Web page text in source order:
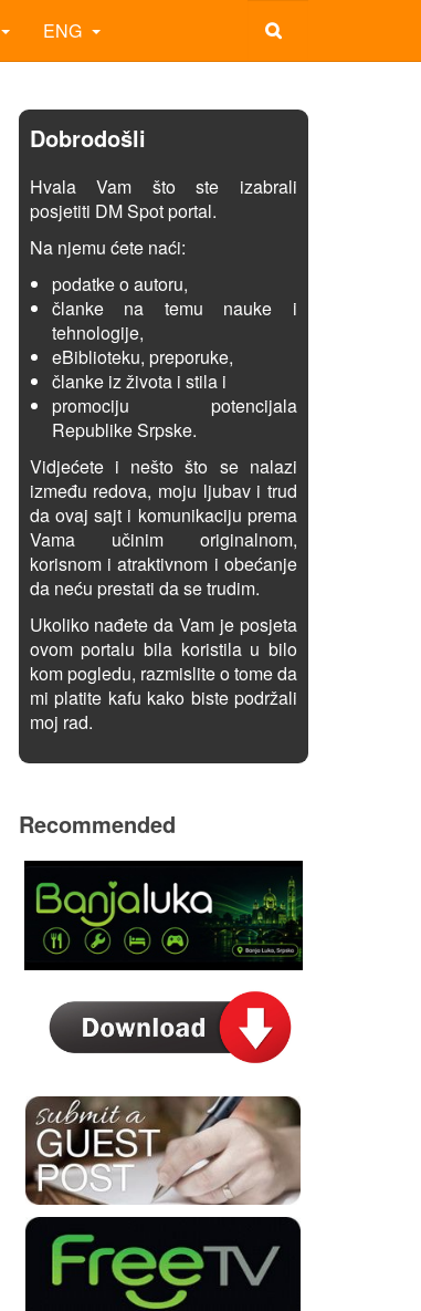
ENG
Dobrodošli
Hvala Vam što ste izabrali
posjetiti DM Spot portal.
Na njemu ćete naći:
podatke o autoru,
članke na temu nauke i
tehnologije,
eBiblioteku, preporuke,
članke iz života i stila i
promociju potencijala
Republike Srpske.
Vidjećete i nešto što se nalazi
između redova, moju ljubav i trud
da ovaj sajt i komunikaciju prema
Vama učinim originalnom,
korisnom i atraktivnom i obećanje
da neću prestati da se trudim.
Ukoliko nađete da Vam je posjeta
ovom portalu bila koristila u bilo
kom pogledu, razmislite o tome da
mi platite kafu kako biste podržali
moj rad.
Recommended